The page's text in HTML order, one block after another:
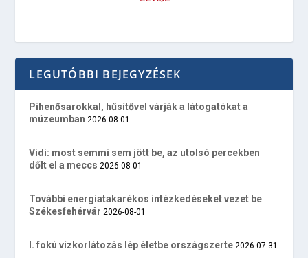
LEGUTÓBBI BEJEGYZÉSEK
Pihenősarokkal, hűsítővel várják a látogatókat a
múzeumban 2026-08-01
Vidi: most semmi sem jött be, az utolsó percekben
dőlt el a meccs 2026-08-01
További energiatakarékos intézkedéseket vezet be
Székesfehérvár 2026-08-01
I. fokú vízkorlátozás lép életbe országszerte 2026-07-31